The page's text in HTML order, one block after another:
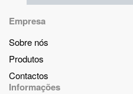
Empresa
Sobre nós
Produtos
Contactos
Informações